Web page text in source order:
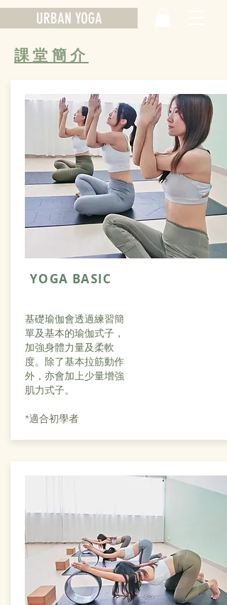
URBAN YOGA
課堂簡介
YOGA BASIC
基礎瑜伽會透過練習簡
單及基本的瑜伽式子，
加強身體力量及柔軟
度。
除了基本拉筋動作
外，亦會加上少量增強
肌力式子。
*適合初學者